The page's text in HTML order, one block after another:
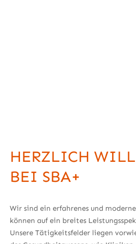
HERZLICH
BEI SBA+
Wir sind ein erfahrenes und
können auf ein breites
Unsere Tätigkeitsfelder liegen